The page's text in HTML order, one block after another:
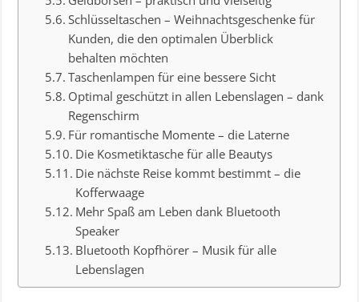
Schlüsseltaschen – Weihnachtsgeschenke für
Kunden, die den optimalen Überblick
behalten möchten
Taschenlampen für eine bessere Sicht
Optimal geschützt in allen Lebenslagen – dank
Regenschirm
Für romantische Momente – die Laterne
Die Kosmetiktasche für alle Beautys
Die nächste Reise kommt bestimmt – die
Kofferwaage
Mehr Spaß am Leben dank Bluetooth
Speaker
Bluetooth Kopfhörer – Musik für alle
Lebenslagen